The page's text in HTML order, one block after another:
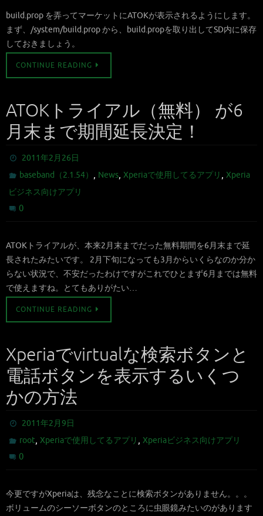
build.prop を弄ってマーケットにATOKが表示されるようにします。
まず、/system/build.prop から、build.propを取り出してSD内に保存
しておきましょう。
CONTINUE READING
ATOKトライアル（無料） が6
月末まで期間延長決定！
2011年2月26日
baseband（2.1.54） , News,Xperiaで使用してるアプリ ,Xperia
ビジネス向けアプリ
0
ATOKトライアルが、本来2月末までだった無料期間を6月末まで延
長されたみたいです。 2月下旬になっても3月からいくらなのか分か
らない状況で、不安だったわけですがこれでひとまず6月までは無料
で使えますね。とてもありがたい…
CONTINUE READING
Xperiaでvirtualな検索ボタンと
電話ボタンを表示するいくつ
かの方法
2011年2月9日
root,Xperiaで使用してるアプリ ,Xperiaビジネス向けアプリ
0
今更ですがXperiaは、残念なことに検索ボタンがありません。。。
ボリュームのシーソーボタンのところに虫眼鏡みたいのがあります